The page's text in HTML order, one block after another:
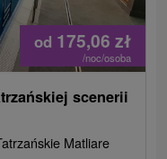
od 175,06 zł
/noc/osoba
scenerii
Matliare